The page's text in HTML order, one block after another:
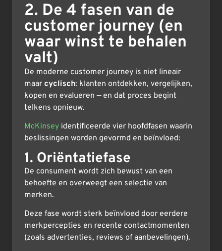
2. De 4 fasen van de
customer journey (en
waar winst te behalen
valt)
De moderne customer journey is niet lineair
maar cyclisch: klanten ontdekken, vergelijken,
kopen en evalueren — en dat proces begint
telkens opnieuw.
McKinsey identificeerde vier hoofdfasen waarin
beslissingen worden gevormd en beïnvloed:
1. Oriëntatiefase
De consument wordt zich bewust van een
behoefte en overweegt een selectie van
merken.
Deze fase wordt sterk beïnvloed door eerdere
merkpercepties en recente contactmomenten
(zoals advertenties, reviews of aanbevelingen).